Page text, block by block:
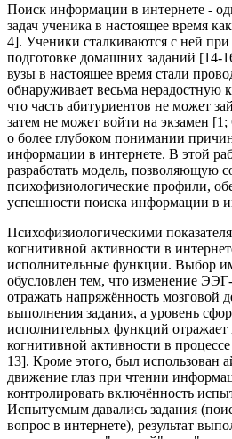
Поиск информации в интернете -
задач ученика в настоящее время
4]. Ученики сталкиваются с ней при
подготовке домашних заданий [14-
вузы в настоящее время стали
обнаруживает весьма нерадостную
что часть абитуриентов не может
затем не может войти на экзамен
о более глубоком понимании
информации в интернете. В этой
разработать модель, позволяющую
психофизиологические профили,
успешности поиска информации в
Психофизиологическими
когнитивной активности в
исполнительные функции. Выбор
обусловлен тем, что изменение
отражать напряжённость мозговой
выполнения задания, а уровень
исполнительных функций отражает
когнитивной активности в
13]. Кроме этого, был использован
движение глаз при чтении
контролировать включённость
Испытуемым давались задания
вопрос в интернете), результат